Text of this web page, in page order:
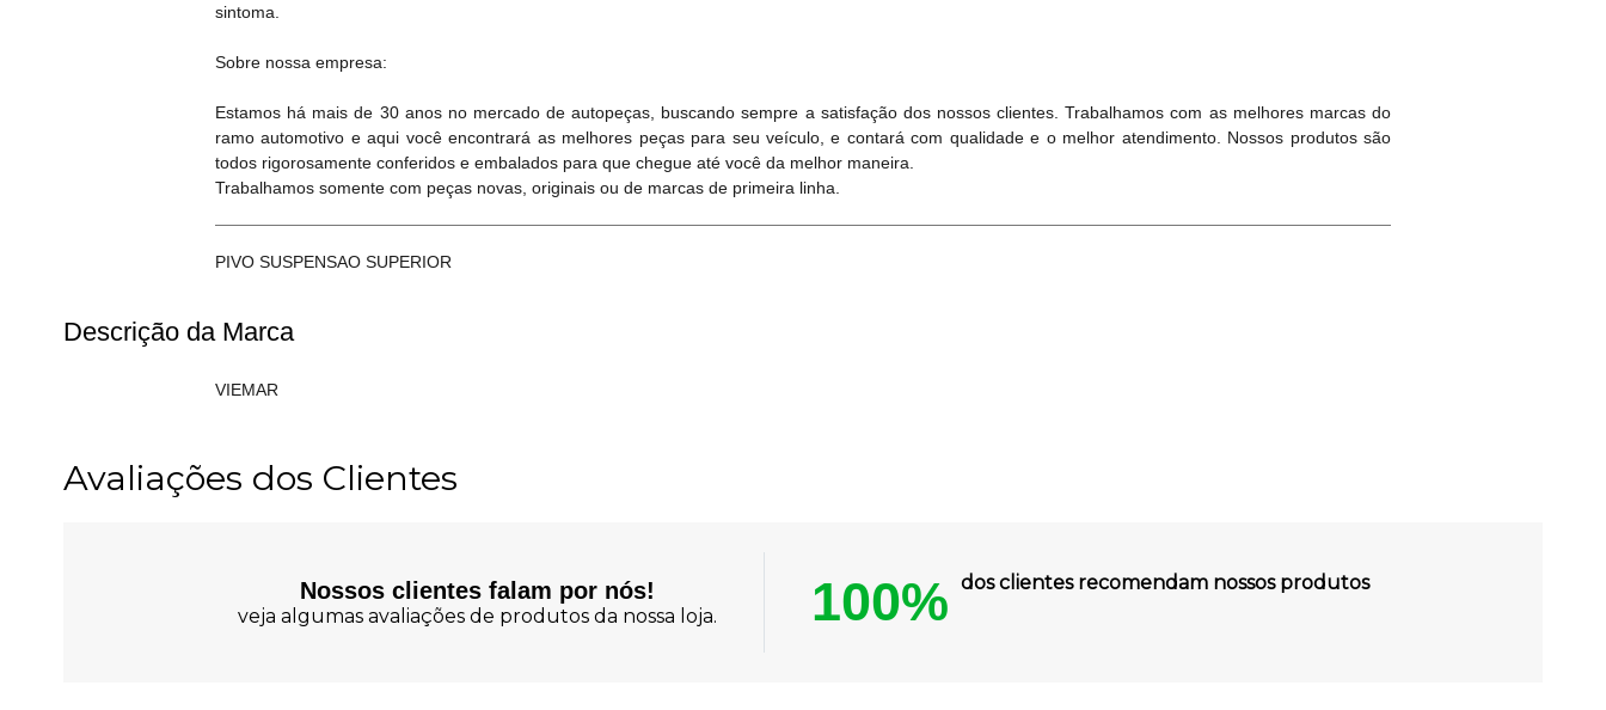
sintoma.
Sobre nossa empresa:
Estamos há mais de 30 anos no mercado de autopeças, buscando sempre a satisfação dos nossos clientes. Trabalhamos com as melhores marcas do
ramo automotivo e aqui você encontrará as melhores peças para seu veículo, e contará com qualidade e o melhor atendimento. Nossos produtos são
todos rigorosamente conferidos e embalados para que chegue até você da melhor maneira.
Trabalhamos somente com peças novas, originais ou de marcas de primeira linha.
PIVO SUSPENSAO SUPERIOR
Descrição da Marca
VIEMAR
Avaliações dos Clientes
Nossos clientes falam por nós!
veja algumas avaliações de produtos da nossa loja. 100% dos clientes recomendam nossos produtos